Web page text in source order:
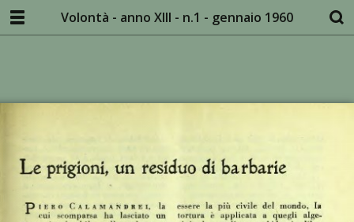
Volontà - anno XIII - n.1 - gennaio 1960